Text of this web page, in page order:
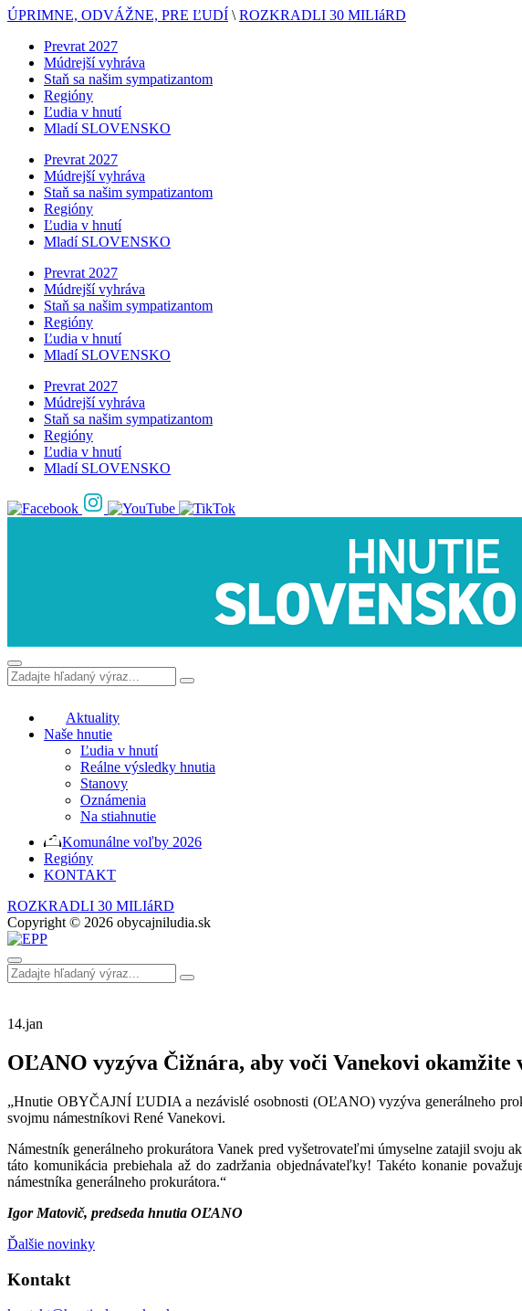
ÚPRIMNE, ODVÁŽNE, PRE ĽUDÍ \ ROZKRADLI 30 MILIáRD
Prevrat 2027
Múdrejší vyhráva
Staň sa našim sympatizantom
Regióny
Ľudia v hnutí
Mladí SLOVENSKO
Prevrat 2027
Múdrejší vyhráva
Staň sa našim sympatizantom
Regióny
Ľudia v hnutí
Mladí SLOVENSKO
Prevrat 2027
Múdrejší vyhráva
Staň sa našim sympatizantom
Regióny
Ľudia v hnutí
Mladí SLOVENSKO
Prevrat 2027
Múdrejší vyhráva
Staň sa našim sympatizantom
Regióny
Ľudia v hnutí
Mladí SLOVENSKO
Aktuality
Naše hnutie
Ľudia v hnutí
Reálne výsledky hnutia
Stanovy
Oznámenia
Na stiahnutie
Komunálne voľby 2026
Regióny
KONTAKT
ROZKRADLI 30 MILIáRD
Copyright © 2026 obycajniludia.sk
14.jan
OĽANO vyzýva Čižnára, aby voči Vanekovi okamžite
„Hnutie OBYČAJNÍ ĽUDIA a nezávislé osobnosti (OĽANO) vyzýva generálneho
svojmu námestníkovi René Vanekovi.
Námestník generálneho prokurátora Vanek pred vyšetrovateľmi úmyselne zatajil
táto komunikácia prebiehala až do zadržania objednávateľky! Takéto konanie
námestníka generálneho prokurátora.“
Igor Matovič, predseda hnutia OĽANO
Ďalšie novinky
Kontakt